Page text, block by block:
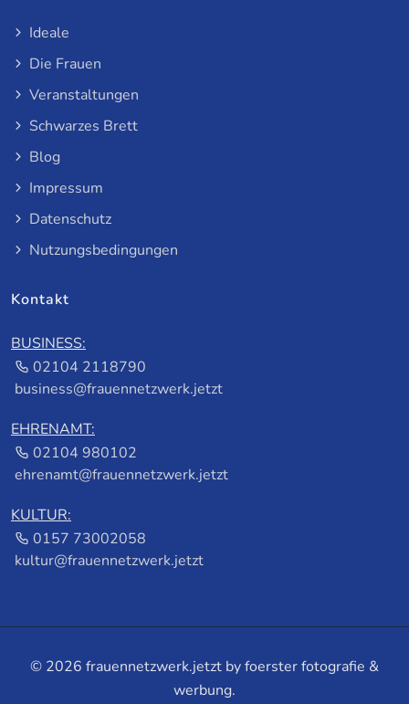
Ideale
Die Frauen
Veranstaltungen
Schwarzes Brett
Blog
Impressum
Datenschutz
Nutzungsbedingungen
Kontakt
BUSINESS:
02104 2118790
business@frauennetzwerk.jetzt
EHRENAMT:
02104 980102
ehrenamt@frauennetzwerk.jetzt
KULTUR:
0157 73002058
kultur@frauennetzwerk.jetzt
© 2026 frauennetzwerk.jetzt byfoerster fotografie &
werbung.